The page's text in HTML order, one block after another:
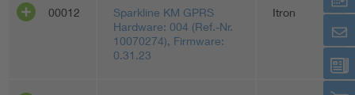
00012
Sparkline KM GPRS
Hardware: 004 (Ref.-Nr.
10070274), Firmware:
0.31.23
Itron